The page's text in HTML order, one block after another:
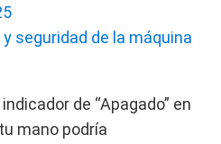
seguridad de la máquina
de “Apagado” en
mano podría